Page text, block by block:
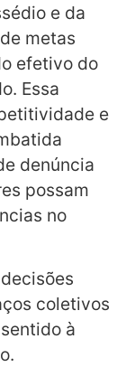
e da
metas
efetivo do
Essa
e
denúncia
possam
no
coletivos
à